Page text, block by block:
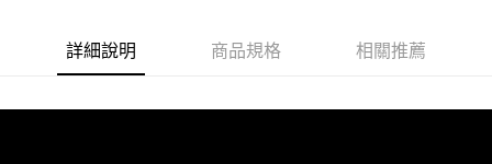
４．使用「AFTEE先享後付」時，將依據個別帳號之用戶狀況，依本公司即
離島-郵局
詳細說明 商品規格 相關推薦